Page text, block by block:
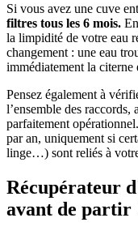
Si vous avez une cuve
filtres tous les 6 mois.
la limpidité de votre eau
changement : une eau
immédiatement la citerne
Pensez également à
l’ensemble des raccords,
parfaitement
par an, uniquement si
linge…) sont reliés à
Récupérateur
avant de partir